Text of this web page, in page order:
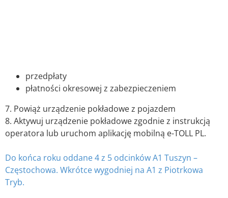
przedpłaty
płatności okresowej z zabezpieczeniem
7. Powiąż urządzenie pokładowe z pojazdem
8. Aktywuj urządzenie pokładowe zgodnie z instrukcją
operatora lub uruchom aplikację mobilną e-TOLL PL.
Do końca roku oddane 4 z 5 odcinków A1 Tuszyn –
Częstochowa. Wkrótce wygodniej na A1 z Piotrkowa
Tryb.